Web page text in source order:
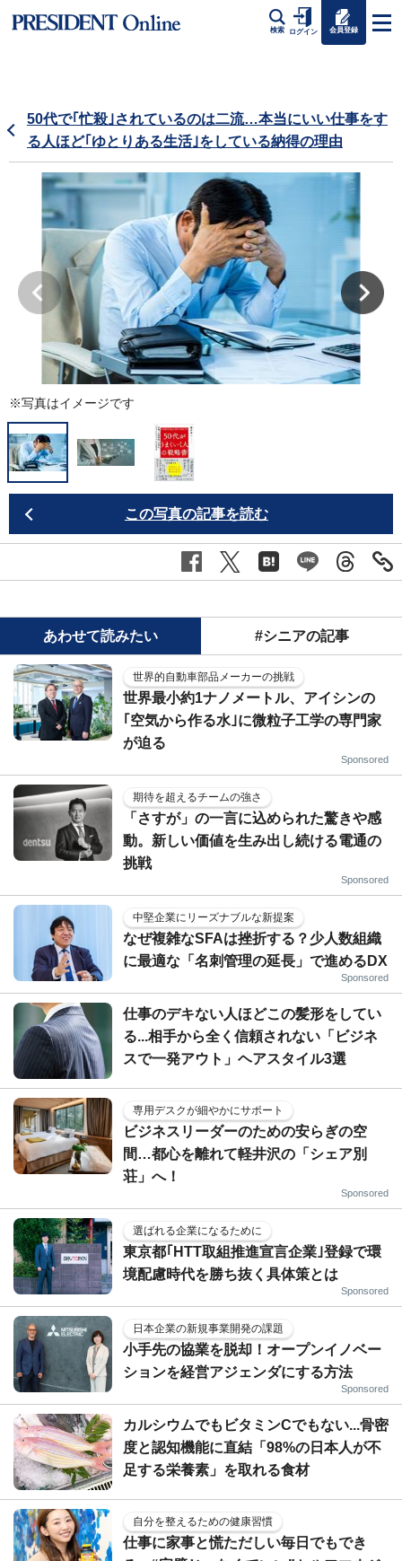
検索 ログイン 会員登録
50代で｢忙殺｣されているのは二流…本当にいい仕事をす
る人ほど｢ゆとりある生活｣をしている納得の理由
※写真はイメージです
この写真の記事を読む
あわせて読みたい #シニアの記事
世界的自動車部品メーカーの挑戦
世界最小約1ナノメートル、アイシンの
｢空気から作る水｣に微粒子工学の専門家
が迫る
Sponsored
期待を超えるチームの強さ
「さすが」の一言に込められた驚きや感
動。新しい価値を生み出し続ける電通の
挑戦
Sponsored
中堅企業にリーズナブルな新提案
なぜ複雑なSFAは挫折する？少人数組織
に最適な「名刺管理の延長」で進めるDX
Sponsored
仕事のデキない人ほどこの髪形をしてい
る...相手から全く信頼されない「ビジネ
スで一発アウト」ヘアスタイル3選
専用デスクが細やかにサポート
ビジネスリーダーのための安らぎの空
間…都心を離れて軽井沢の「シェア別
荘」へ！
Sponsored
選ばれる企業になるために
東京都｢HTT取組推進宣言企業｣登録で環
境配慮時代を勝ち抜く具体策とは
Sponsored
日本企業の新規事業開発の課題
小手先の協業を脱却！オープンイノベー
ションを経営アジェンダにする方法
Sponsored
カルシウムでもビタミンCでもない...骨密
度と認知機能に直結「98%の日本人が不
足する栄養素」を取れる食材
自分を整えるための健康習慣
仕事に家事と慌ただしい毎日でもでき